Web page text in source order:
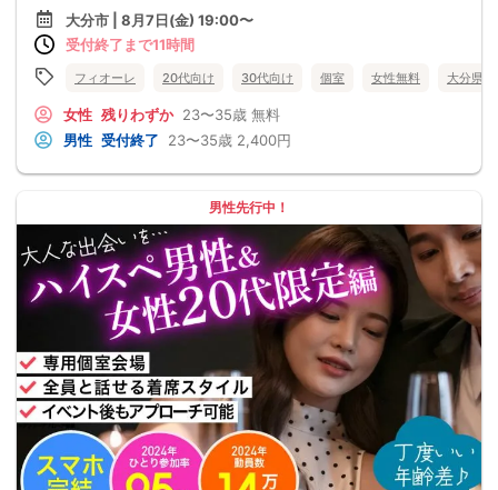
大分市 | 8月7日(金) 19:00〜
受付終了まで11時間
フィオーレ 20代向け 30代向け 個室 女性無料 大分県
女性 残りわずか 23〜35歳 無料
男性 受付終了 23〜35歳 2,400円
男性先行中！